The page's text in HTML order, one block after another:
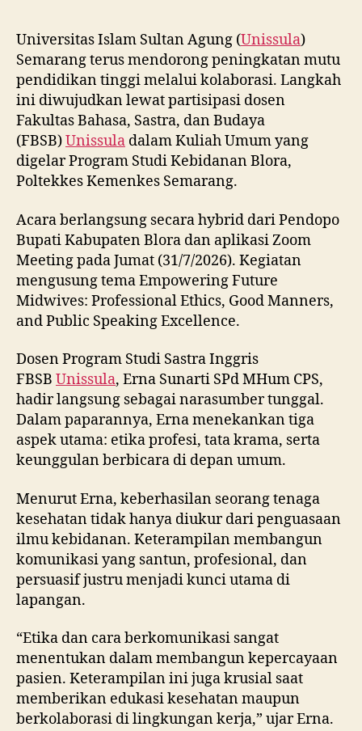
Universitas Islam Sultan Agung (Unissula)
Semarang terus mendorong peningkatan mutu
pendidikan tinggi melalui kolaborasi. Langkah
ini diwujudkan lewat partisipasi dosen
Fakultas Bahasa, Sastra, dan Budaya
(FBSB)Unissula dalam Kuliah Umum yang
digelar Program Studi Kebidanan Blora,
Poltekkes Kemenkes Semarang.
Acara berlangsung secara hybrid dari Pendopo
Bupati Kabupaten Blora dan aplikasi Zoom
Meeting pada Jumat (31/7/2026). Kegiatan
mengusung tema Empowering Future
Midwives: Professional Ethics, Good Manners,
and Public Speaking Excellence.
Dosen Program Studi Sastra Inggris
FBSB Unissula, Erna Sunarti SPd MHum CPS,
hadir langsung sebagai narasumber tunggal.
Dalam paparannya, Erna menekankan tiga
aspek utama: etika profesi, tata krama, serta
keunggulan berbicara di depan umum.
Menurut Erna, keberhasilan seorang tenaga
kesehatan tidak hanya diukur dari penguasaan
ilmu kebidanan. Keterampilan membangun
komunikasi yang santun, profesional, dan
persuasif justru menjadi kunci utama di
lapangan.
“Etika dan cara berkomunikasi sangat
menentukan dalam membangun kepercayaan
pasien. Keterampilan ini juga krusial saat
memberikan edukasi kesehatan maupun
berkolaborasi di lingkungan kerja,” ujar Erna.